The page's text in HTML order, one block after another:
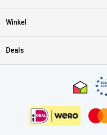
Winkel
Deals